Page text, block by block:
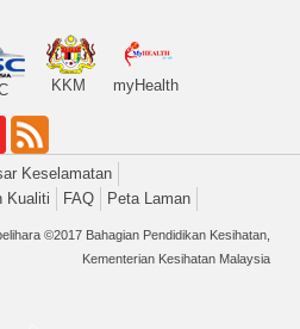
KKM myHealth
Keselamatan
Kualiti FAQ Peta Laman
©2017 Bahagian Pendidikan Kesihatan,
Kementerian Kesihatan Malaysia